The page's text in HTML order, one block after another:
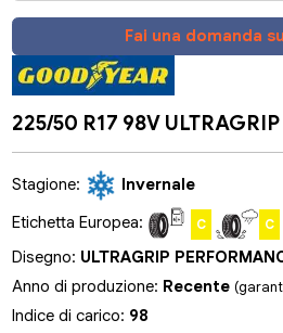
Fai una domanda
225/50 R17 98V
Stagione:
Invernale
Etichetta Europea:
C C
Disegno: ULTRAGRIP
Anno di produzione: Recente
Indice di carico: 98